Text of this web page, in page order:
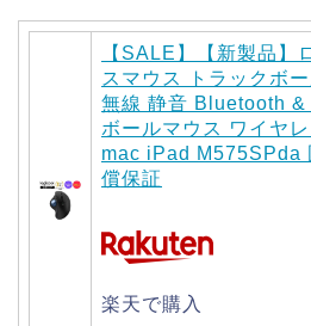
【SALE】【新製品】
スマウス トラックボ
無線 静音 Bluetooth
ボールマウス ワイヤ
mac iPad M575SPda
償保証
楽天で購入